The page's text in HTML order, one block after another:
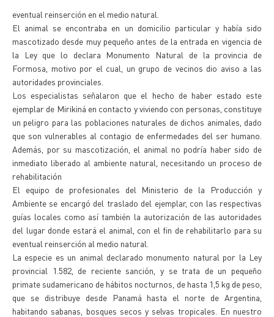
eventual reinserción en el medio natural.
El animal se encontraba en un domicilio particular y había sido
mascotizado desde muy pequeño antes de la entrada en vigencia de
la Ley que lo declara Monumento Natural de la provincia de
Formosa, motivo por el cual, un grupo de vecinos dio aviso a las
autoridades provinciales.
Los especialistas señalaron que el hecho de haber estado este
ejemplar de Mirikiná en contacto y viviendo con personas, constituye
un peligro para las poblaciones naturales de dichos animales, dado
que son vulnerables al contagio de enfermedades del ser humano.
Además, por su mascotización, el animal no podría haber sido de
inmediato liberado al ambiente natural, necesitando un proceso de
rehabilitación
El equipo de profesionales del Ministerio de la Producción y
Ambiente se encargó del traslado del ejemplar, con las respectivas
guías locales como así también la autorización de las autoridades
del lugar donde estará el animal, con el fin de rehabilitarlo para su
eventual reinserción al medio natural.
La especie es un animal declarado monumento natural por la Ley
provincial 1.582, de reciente sanción, y se trata de un pequeño
primate sudamericano de hábitos nocturnos, de hasta 1,5 kg de peso,
que se distribuye desde Panamá hasta el norte de Argentina,
habitando sabanas, bosques secos y selvas tropicales. En nuestro